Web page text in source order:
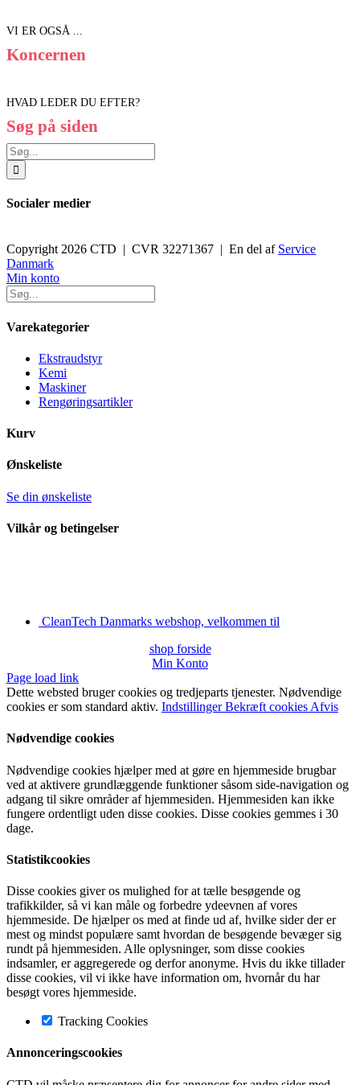
VI ER OGSÅ ...
Koncernen
HVAD LEDER DU EFTER?
Søg på siden
Søg
efter:
Socialer medier
Copyright 2026 CTD | CVR 32271367 | En del af Service
Danmark
Toggle
Sliding
Bar
Area
Min konto
Varekategorier
Ekstraudstyr
Kemi
Maskiner
Rengøringsartikler
Kurv
Ønskeliste
Se din ønskeliste
Vilkår og betingelser
CleanTech Danmarks webshop, velkommen til
shop forside
Min Konto
Page load link
Dette websted bruger cookies og tredjeparts tjenester. Nødvendige
cookies er som standard aktiv. IndstillingerBekræft cookies Afvis
Nødvendige cookies
Nødvendige cookies hjælper med at gøre en hjemmeside brugbar
ved at aktivere grundlæggende funktioner såsom side-navigation og
adgang til sikre områder af hjemmesiden. Hjemmesiden kan ikke
fungere ordentligt uden disse cookies. Disse cookies gemmes i 30
dage.
Statistikcookies
Disse cookies giver os mulighed for at tælle besøgende og
trafikkilder, så vi kan måle og forbedre ydeevnen af vores
hjemmeside. De hjælper os med at finde ud af, hvilke sider der er
mest og mindst populære samt hvordan de besøgende bevæger sig
rundt på hjemmesiden. Alle oplysninger, som disse cookies
indsamler, er aggregerede og derfor anonyme. Hvis du ikke tillader
disse cookies, vil vi ikke have information om, hvornår du har
besøgt vores hjemmeside.
Tracking Cookies
Annonceringscookies